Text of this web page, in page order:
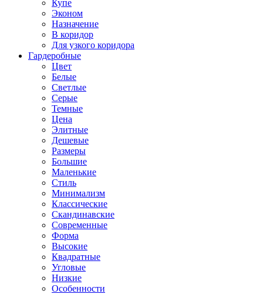
Купе
Эконом
Назначение
В коридор
Для узкого коридора
Гардеробные
Цвет
Белые
Светлые
Серые
Темные
Цена
Элитные
Дешевые
Размеры
Большие
Маленькие
Стиль
Минимализм
Классические
Скандинавские
Современные
Форма
Высокие
Квадратные
Угловые
Низкие
Особенности